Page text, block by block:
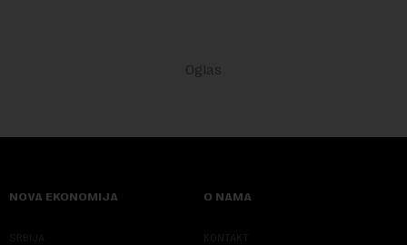
NOVA EKONOMIJA
SRBIJA
O NAMA
KONTAKT